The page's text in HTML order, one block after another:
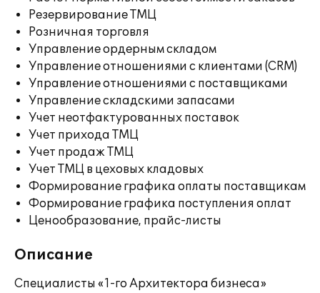
Резервирование ТМЦ
Розничная торговля
Управление ордерным складом
Управление отношениями с клиентами (CRM)
Управление отношениями с поставщиками
Управление складскими запасами
Учет неотфактурованных поставок
Учет прихода ТМЦ
Учет продаж ТМЦ
Учет ТМЦ в цеховых кладовых
Формирование графика оплаты поставщикам
Формирование графика поступления оплат
Ценообразование, прайс-листы
Описание
Специалисты «1-го Архитектора бизнеса»